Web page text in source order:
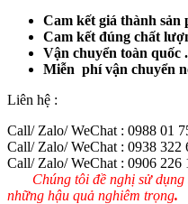
Cam kết giá thành sản
Cam kết đúng chất
Vận chuyển toàn quốc .
Miễn phí vận chuyển
Liên hệ :
Call/ Zalo/ WeChat : 0988 01
Call/ Zalo/ WeChat : 0938 322
Call/ Zalo/ WeChat : 0906 226
Chúng tôi đề nghị sử
những hậu quả nghiêm trọng.